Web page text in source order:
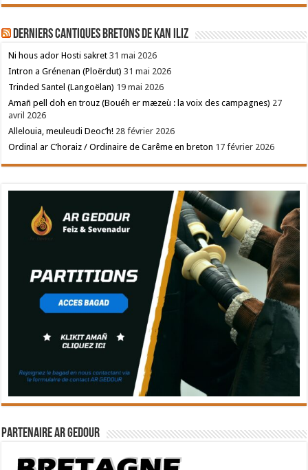
Derniers cantiques bretons de Kan Iliz
Ni hous ador Hosti sakret 31 mai 2026
Intron a Grénenan (Ploërdut) 31 mai 2026
Trinded Santel (Langoëlan) 19 mai 2026
Amañ pell doh en trouz (Bouéh er mæzeù : la voix des campagnes) 27
avril 2026
Allelouia, meuleudi Deoc’h! 28 février 2026
Ordinal ar C’horaiz / Ordinaire de Carême en breton 17 février 2026
Partenaire Ar Gedour